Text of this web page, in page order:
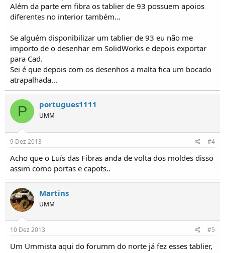
Além da parte em fibra os tablier de 93 possuem apoios
diferentes no interior também...
Se alguém disponibilizar um tablier de 93 eu não me
importo de o desenhar em SolidWorks e depois exportar
para Cad.
Sei é que depois com os desenhos a malta fica um bocado
atrapalhada...
P portugues1111
UMM
9 Dez 2013 #4
Acho que o Luís das Fibras anda de volta dos moldes disso
assim como portas e capots..
Martins
UMM
10 Dez 2013 #5
Um Ummista aqui do forumm do norte já fez esses tablier,